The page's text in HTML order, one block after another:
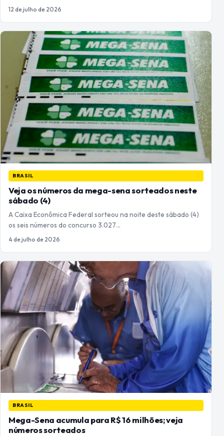
12 de julho de 2026
BRASIL
Veja os números da mega-sena sorteados neste
sábado (4)
A Caixa Econômica Federal sorteou na noite deste sábado (4)
os seis números do concurso 3.027…
4 de julho de 2026
BRASIL
Mega-Sena acumula para R$ 16 milhões; veja
números sorteados